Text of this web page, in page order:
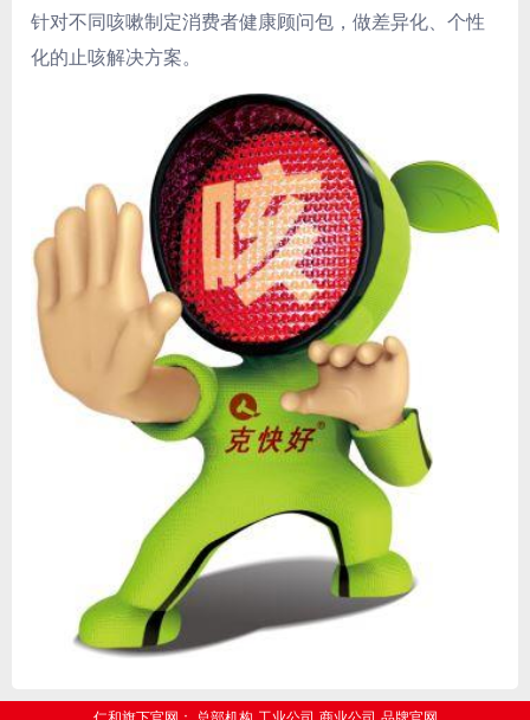
针对不同咳嗽制定消费者健康顾问包，做差异化、个性
化的止咳解决方案。